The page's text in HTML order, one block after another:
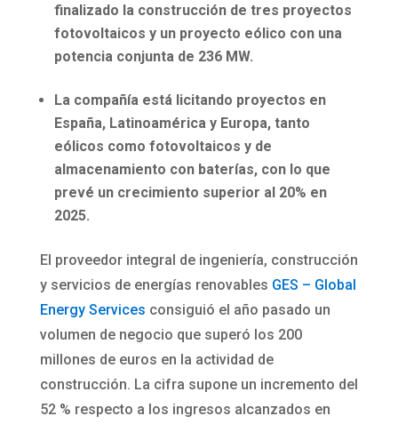
finalizado la construcción de tres proyectos
fotovoltaicos y un proyecto eólico con una
potencia conjunta de 236 MW.
La compañía está licitando proyectos en
España, Latinoamérica y Europa, tanto
eólicos como fotovoltaicos y de
almacenamiento con baterías, con lo que
prevé un crecimiento superior al 20% en
2025.
El proveedor integral de ingeniería, construcción
y servicios de energías renovables GES – Global
Energy Services consiguió el año pasado un
volumen de negocio que superó los 200
millones de euros en la actividad de
construcción. La cifra supone un incremento del
52 % respecto a los ingresos alcanzados en